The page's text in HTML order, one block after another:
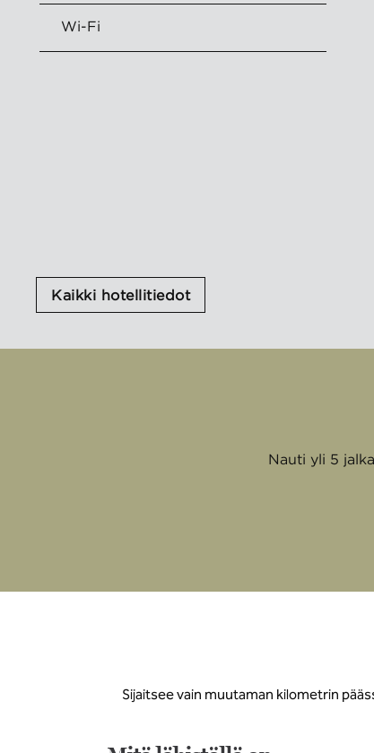
Wi-Fi
Kaikki hotellitiedot
Nauti yli 5
Sijaitsee vain muutaman kilometrin